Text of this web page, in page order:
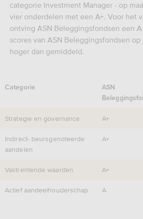
categorie Investment Manager - op
vier onderdelen met een A+. Voor het
ontving ASN Beleggingsfondsen een
scores van ASN Beleggingsfondsen
hoger dan gemiddeld.
Categorie
ASN
Strategie en governance A+
Indirect- beursgenoteerde
aandelen
A+
Vastrentende waarden A+
Actief aandeelhouderschap A